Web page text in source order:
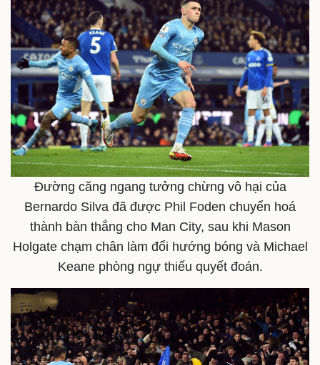
Thể thao
Bóng đá
Lịch thi đấu bóng đá
Thế giới thể thao
eSports
Hậu trường
Ô tô - Xe máy
Ô tô
Xe máy
Tư vấn
Đường căng ngang tưởng chừng vô hại của
Bernardo Silva đã được Phil Foden chuyển hoá
thành bàn thắng cho Man City, sau khi Mason
Holgate chạm chân làm đổi hướng bóng và Michael
Keane phòng ngự thiếu quyết đoán.